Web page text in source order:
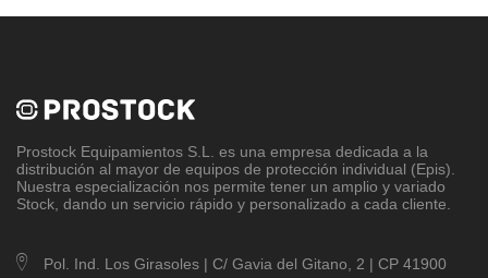
Prostock Equipamientos S.L
. es una empresa dedicada a la
distribución al mayor de equipos de protección individual (Epis).
Nuestra especialización nos permite tener un amplio y variado
Stock, dando un servicio rápido y personalizado a cada cliente.
Pol. Ind. Los Girasoles | C/ Gavia del Gitano, 2 | CP 41900